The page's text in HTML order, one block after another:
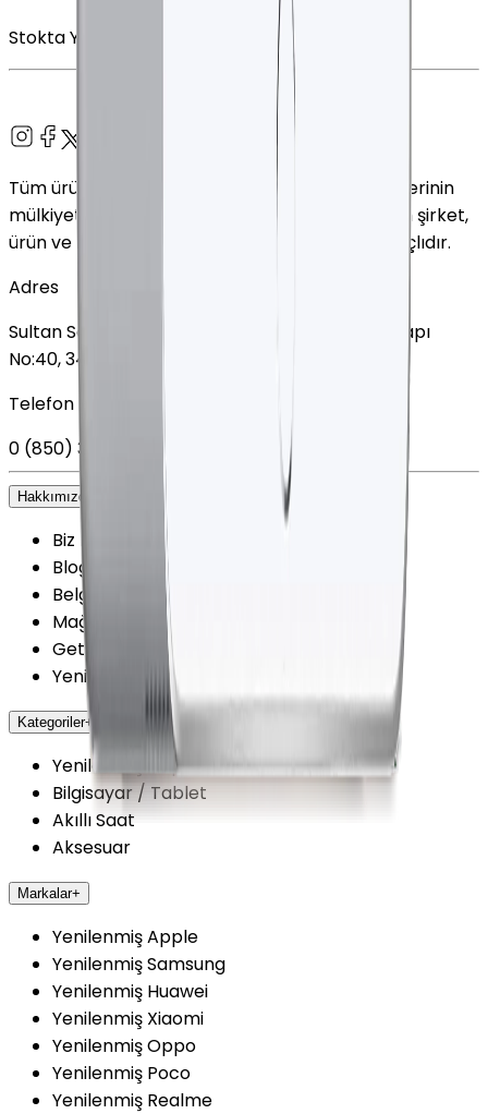
Stokta Yok
Tüm ürün adları, logolar ve markalar ilgili sahiplerinin
mülkiyetindedir. Bu web sitesinde kullanılan tüm şirket,
ürün ve hizmet adları yalnızca tanımlama amaçlıdır.
Adres
Sultan Selim Mahallesi, Lalegül Sokağı No:5, İç Kapı
No:40, 34415 Kağıthane/İstanbul
Telefon
0 (850) 303 79 79
Hakkımızda
Biz kimiz?
Blog
Belgelerimiz
Mağazalarımız
Getmobil Güvenilir Mi?
Yenilenmiş Cihazlarda Güvence
Kategoriler+
Yenilenmiş Cep Telefonu
Bilgisayar / Tablet
Akıllı Saat
Aksesuar
Markalar+
Yenilenmiş Apple
Yenilenmiş Samsung
Yenilenmiş Huawei
Yenilenmiş Xiaomi
Yenilenmiş Oppo
Yenilenmiş Poco
Yenilenmiş Realme